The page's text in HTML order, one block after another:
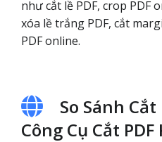
như cắt lề PDF, crop PDF
xóa lề trắng PDF, cắt
PDF online.
So Sánh Cắt
Công Cụ Cắt PDF